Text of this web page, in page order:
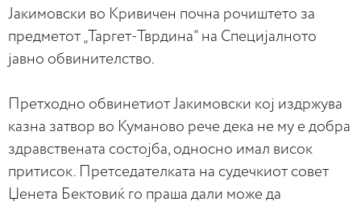
Јакимовски во Кривичен почна рочиштето за
предметот „Таргет-Тврдина“ на Специјалното
јавно обвинителство.
Претходно обвинетиот Јакимовски кој издржува
казна затвор во Куманово рече дека не му е добра
здравствената состојба, односно имал висок
притисок. Претседателката на судечкиот совет
Џенета Бектовиќ го праша дали може да